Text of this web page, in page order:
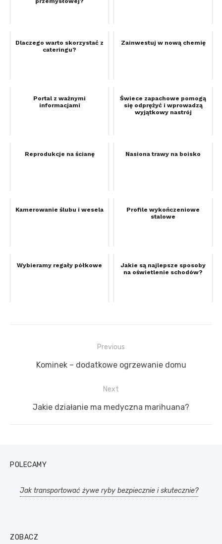
Dlaczego warto skorzystać z
cateringu?
Zainwestuj w nową chemię
Portal z ważnymi
informacjami
Świece zapachowe pomogą
się odprężyć i wprowadzą
wyjątkowy nastrój
Reprodukcje na ścianę Nasiona trawy na boisko
Kamerowanie ślubu i wesela
Profile wykończeniowe
stalowe
Wybieramy regały półkowe
Jakie są najlepsze sposoby
na oświetlenie schodów?
wpisu
Previous
Previous
Kominek – dodatkowe ogrzewanie domu
Next
Next
Jakie działanie ma medyczna marihuana?
POLECAMY
Jak transportować żywe ryby bezpiecznie i skutecznie?
ZOBACZ